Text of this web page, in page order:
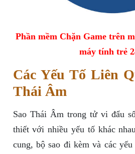
Phần mềm Chặn Game trên
máy tính trẻ
Các Yếu Tố Liên
Thái Âm
Sao Thái Âm trong tử vi đẩu
thiết với nhiều yếu tố khác
cung, bộ sao đi kèm và các